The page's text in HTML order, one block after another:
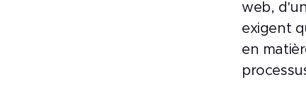
web,
exigent
en